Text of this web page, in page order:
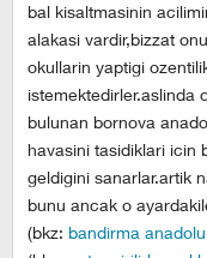
bal kisaltmasinin
alakasi vardir,bizzat
okullarin yaptigi
istemektedirler.aslinda
bulunan bornova
havasini tasidiklari icin
geldigini sanarlar.artik
bunu ancak o
(bkz: bandirma